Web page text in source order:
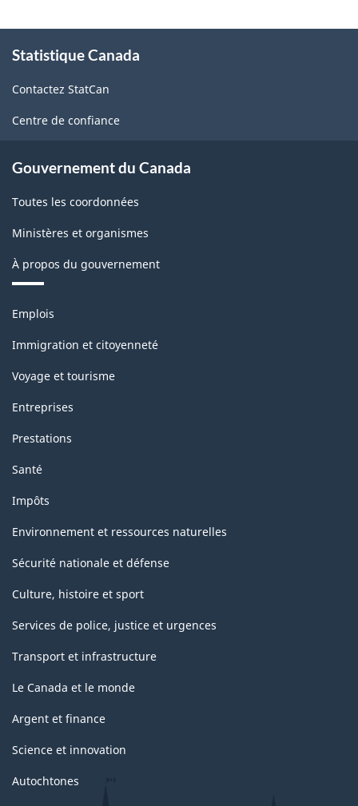
propos
ce
site
Statistique Canada
Contactez StatCan
Centre de confiance
Gouvernement du Canada
Toutes les coordonnées
Ministères et organismes
À propos du gouvernement
Thèmes
sujets
Emplois
Immigration et citoyenneté
Voyage et tourisme
Entreprises
Prestations
Santé
Impôts
Environnement et ressources naturelles
Sécurité nationale et défense
Culture, histoire et sport
Services de police, justice et urgences
Transport et infrastructure
Le Canada et le monde
Argent et finance
Science et innovation
Autochtones